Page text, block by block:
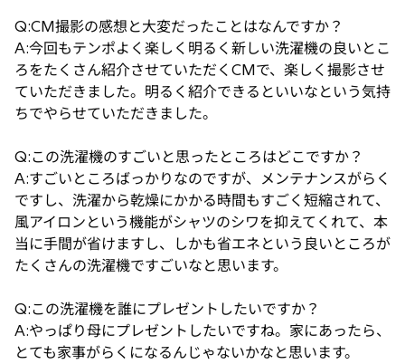
Q:CM撮影の感想と大変だったことはなんですか？
A:今回もテンポよく楽しく明るく新しい洗濯機の良いとこ
ろをたくさん紹介させていただくCMで、楽しく撮影させ
ていただきました。明るく紹介できるといいなという気持
ちでやらせていただきました。
Q:この洗濯機のすごいと思ったところはどこですか？
A:すごいところばっかりなのですが、メンテナンスがらく
ですし、洗濯から乾燥にかかる時間もすごく短縮されて、
風アイロンという機能がシャツのシワを抑えてくれて、本
当に手間が省けますし、しかも省エネという良いところが
たくさんの洗濯機ですごいなと思います。
Q:この洗濯機を誰にプレゼントしたいですか？
A:やっぱり母にプレゼントしたいですね。家にあったら、
とても家事がらくになるんじゃないかなと思います。